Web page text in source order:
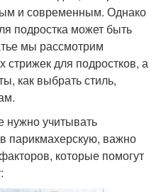
и современным. Однако
подростка может быть
мы рассмотрим
для подростков, а
как выбрать стиль,
учитывать
парикмахерскую, важно
которые помогут